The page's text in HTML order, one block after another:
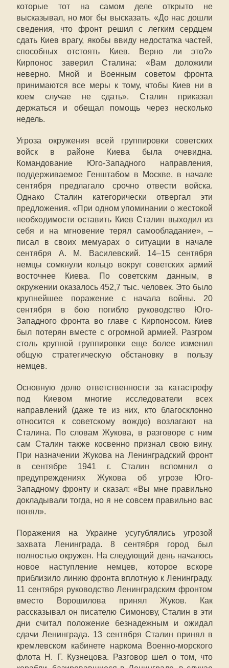
которые тот на самом деле открыто не
высказывал, но мог бы высказать. «До нас дошли
сведения, что фронт решил с легким сердцем
сдать Киев врагу, якобы ввиду недостатка частей,
способных отстоять Киев. Верно ли это?»
Кирпонос заверил Сталина: «Вам доложили
неверно. Мной и Военным советом фронта
принимаются все меры к тому, чтобы Киев ни в
коем случае не сдать». Сталин приказал
держаться и обещал помощь через несколько
недель.
Угроза окружения всей группировки советских
войск в районе Киева была очевидна.
Командование Юго-Западного направления,
поддерживаемое Генштабом в Москве, в начале
сентября предлагало срочно отвести войска.
Однако Сталин категорически отвергал эти
предложения. «При одном упоминании о жестокой
необходимости оставить Киев Сталин выходил из
себя и на мгновение терял самообладание», –
писал в своих мемуарах о ситуации в начале
сентября А. М. Василевский. 14–15 сентября
немцы сомкнули кольцо вокруг советских армий
восточнее Киева. По советским данным, в
окружении оказалось 452,7 тыс. человек. Это было
крупнейшее поражение с начала войны. 20
сентября в бою погибло руководство Юго-
Западного фронта во главе с Кирпоносом. Киев
был потерян вместе с огромной армией. Разгром
столь крупной группировки еще более изменил
общую стратегическую обстановку в пользу
немцев.
Основную долю ответственности за катастрофу
под Киевом многие исследователи всех
направлений (даже те из них, кто благосклонно
относится к советскому вождю) возлагают на
Сталина. По словам Жукова, в разговоре с ним
сам Сталин также косвенно признал свою вину.
При назначении Жукова на Ленинградский фронт
в сентябре 1941 г. Сталин вспомнил о
предупреждениях Жукова об угрозе Юго-
Западному фронту и сказал: «Вы мне правильно
докладывали тогда, но я не совсем правильно вас
понял».
Поражения на Украине усугублялись угрозой
захвата Ленинграда. 8 сентября город был
полностью окружен. На следующий день началось
новое наступление немцев, которое вскоре
приблизило линию фронта вплотную к Ленинграду.
11 сентября руководство Ленинградским фронтом
вместо Ворошилова принял Жуков. Как
рассказывал он писателю Симонову, Сталин в эти
дни считал положение безнадежным и ожидал
сдачи Ленинграда. 13 сентября Сталин принял в
кремлевском кабинете наркома Военно-морского
флота Н. Г. Кузнецова. Разговор шел о том, что